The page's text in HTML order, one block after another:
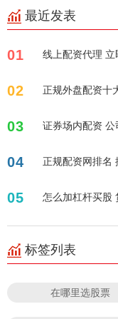
最近发表
01 线上配资代理 立
02 正规外盘配资十
03 证券场内配资
04 正规配资网排名
05 怎么加杠杆买股
标签列表
在哪里选股票